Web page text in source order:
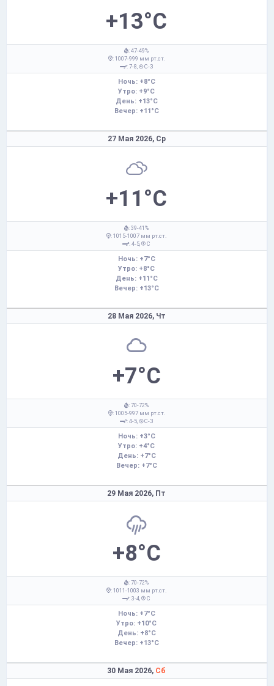
+13°C
: 47-49%
: 1007-999 мм рт.ст.
: 7-8,
С-З
Ночь: +8°C
Утро: +9°C
День: +13°C
Вечер: +11°C
27 Мая 2026, Ср
+11°C
: 39-41%
: 1015-1007 мм рт.ст.
: 4-5,
С
Ночь: +7°C
Утро: +8°C
День: +11°C
Вечер: +13°C
28 Мая 2026, Чт
+7°C
: 70-72%
: 1005-997 мм рт.ст.
: 4-5,
С-З
Ночь: +3°C
Утро: +4°C
День: +7°C
Вечер: +7°C
29 Мая 2026, Пт
+8°C
: 70-72%
: 1011-1003 мм рт.ст.
: 3-4,
С
Ночь: +7°C
Утро: +10°C
День: +8°C
Вечер: +13°C
30 Мая 2026, Сб